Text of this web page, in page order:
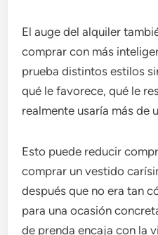
El auge del alquiler
comprar con más
prueba distintos estilos
qué le favorece, qué le
realmente usaría más de
Esto puede reducir
comprar un vestido
después que no era tan
para una ocasión
de prenda encaja con la